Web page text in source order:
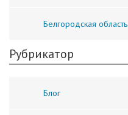
Белгородская область
Рубрикатор
Блог